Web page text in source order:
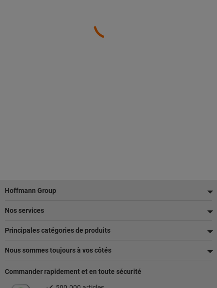
Pied
de
page
Hoffmann Group
Nos services
Principales catégories de produits
Nous sommes toujours à vos côtés
Commander rapidement et en toute sécurité